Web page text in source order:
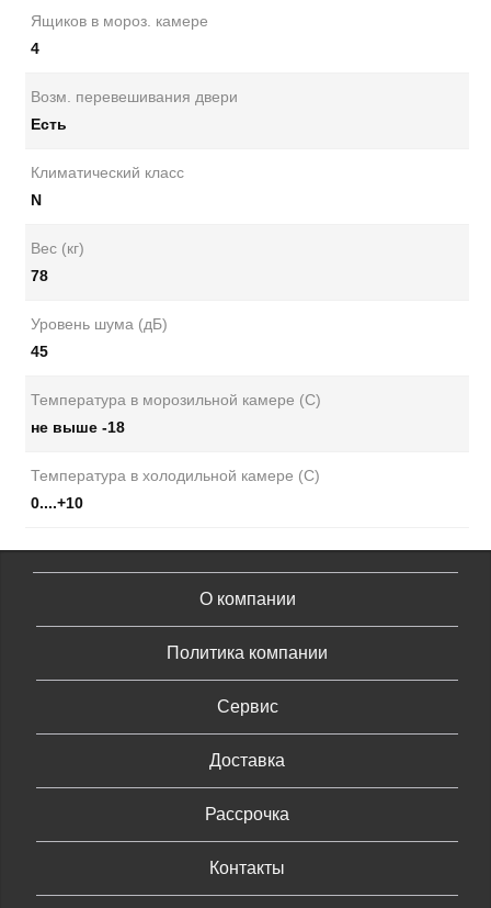
Ящиков в мороз. камере
4
Возм. перевешивания двери
Есть
Климатический класс
N
Вес (кг)
78
Уровень шума (дБ)
45
Температура в морозильной камере (С)
не выше -18
Температура в холодильной камере (С)
0....+10
О компании
Политика компании
Сервис
Доставка
Рассрочка
Контакты